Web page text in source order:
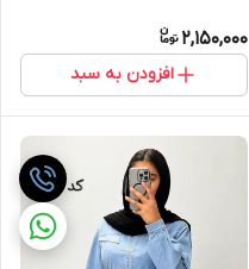
2,150,000
افزودن به سبد